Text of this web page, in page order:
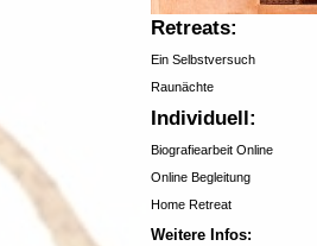
Retreats:
Ein Selbstversuch
Raunächte
Individuell:
Biografiearbeit Online
Online Begleitung
Home Retreat
Weitere Infos: